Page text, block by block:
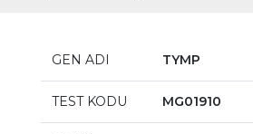
GEN ADI TYMP
TEST KODU MG01910